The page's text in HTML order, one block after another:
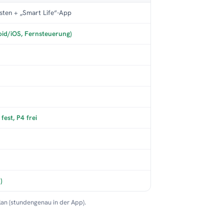
+ „Smart Life“-App
iOS, Fernsteuerung)
P4 frei
(stundengenau in der App).